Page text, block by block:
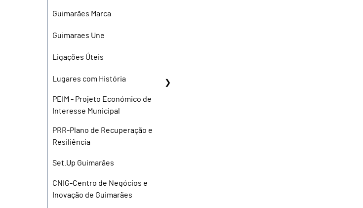
Guimarães Marca
Guimaraes Une
Ligações Úteis
Lugares com História
PEIM - Projeto Económico de
Interesse Municipal
PRR-Plano de Recuperação e
Resiliência
Set.Up Guimarães
CNIG-Centro de Negócios e
Inovação de Guimarães